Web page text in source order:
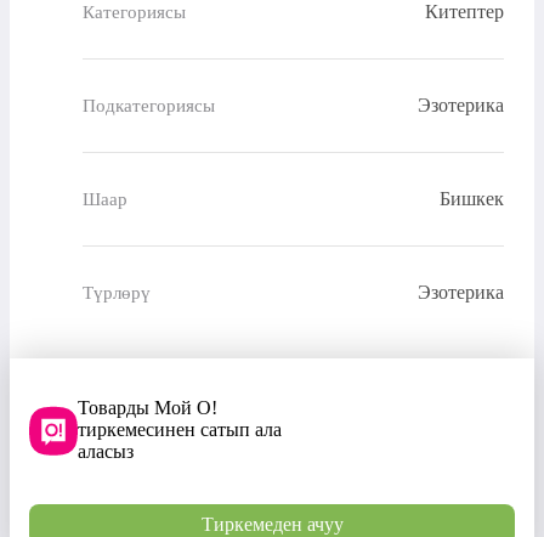
Категориясы Китептер
Подкатегориясы Эзотерика
Шаар Бишкек
Түрлөрү Эзотерика
Товарды Мой О!
тиркемесинен сатып ала
аласыз
Тиркемеден ачуу